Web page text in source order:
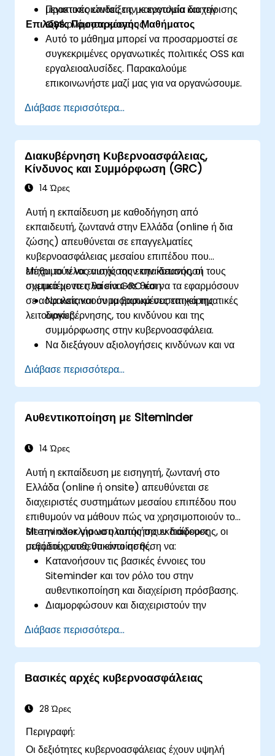
μεγιστοποιώντας την καινοτομία και την
εξοικονόμηση κόστους.
Πρακτικές επιδείξεις με εργαλεία διαχείρισης
OSS.
Επιλογές Προσαρμογής Μαθήματος
Αυτό το μάθημα μπορεί να προσαρμοστεί σε
συγκεκριμένες οργανωτικές πολιτικές OSS και
εργαλειοαλυσίδες. Παρακαλούμε
επικοινωνήστε μαζί μας για να οργανώσουμε.
Διάβασε περισσότερα...
Διακυβέρνηση Κυβερνοασφάλειας,
Κίνδυνος και Συμμόρφωση (GRC)
14 Ώρες
Αυτή η εκπαίδευση με καθοδήγηση από
εκπαιδευτή, ζωντανά στην Ελλάδα (online ή δια
ζώσης) απευθύνεται σε επαγγελματίες
κυβερνοασφάλειας μεσαίου επιπέδου που
επιθυμούν να ενισχύσουν την κατανόησή τους
σχετικά με τα πλαίσια GRC και να τα εφαρμόσουν
σε ασφαλείς και συμμορφωμένες επιχειρηματικές
λειτουργίες.
Μέχρι το τέλος αυτής της εκπαίδευσης, οι
συμμετέχοντες θα είναι σε θέση:
Να κατανοούν τα βασικά συστατικά της
διακυβέρνησης, του κινδύνου και της
συμμόρφωσης στην κυβερνοασφάλεια.
Να διεξάγουν αξιολογήσεις κινδύνων και να
κινδύνων.
Να εφαρμόζουν μέτρα συμμόρφωσης και να
διαχειρίζονται κανονιστικές απαιτήσεις.
Να αναπτύσσουν και να επιβάλλουν πολιτικές
Διάβασε περισσότερα...
Αυθεντικοποίηση με Siteminder
14 Ώρες
Αυτή η εκπαίδευση με εισηγητή, ζωντανή στο
Ελλάδα (online ή onsite) απευθύνεται σε
διαχειριστές συστημάτων μεσαίου επιπέδου που
επιθυμούν να μάθουν πώς να χρησιμοποιούν το
Siteminder για να υλοποιήσουν διάφορες
μεθόδους αυθεντικοποίησης.
Με την ολοκλήρωση αυτής της εκπαίδευσης, οι
συμμετέχοντες θα είναι σε θέση να:
Κατανοήσουν τις βασικές έννοιες του
Siteminder και τον ρόλο του στην
αυθεντικοποίηση και διαχείριση πρόσβασης.
Διαμορφώσουν και διαχειριστούν την
Υλοποιήσουν διάφορες μεθόδους
αυθεντικοποίησης που υποστηρίζονται από το
Siteminder.
Επιλύσουν συνήθη προβλήματα που
Siteminder.
παρόχους ταυτότητας για ομοσπονδιακή
αυθεντικοποίηση.
Διάβασε περισσότερα...
Βασικές αρχές κυβερνοασφάλειας
28 Ώρες
Περιγραφή:
Οι δεξιότητες κυβερνοασφάλειας έχουν υψηλή